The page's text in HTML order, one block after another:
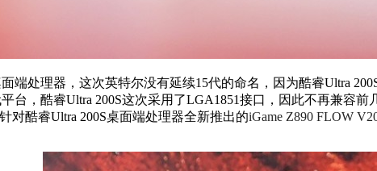
端处理器，这次英特尔没有延续15代的命名，因为酷睿Ultra
台，酷睿Ultra 200S这次采用了LGA1851接口，因此不再兼容
对酷睿Ultra 200S桌面端处理器全新推出的iGame Z890 FLOW